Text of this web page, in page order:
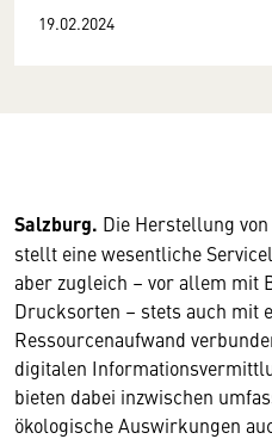
19.02.2024
Salzburg. Die Herstellung
stellt eine wesentliche
aber zugleich – vor allem mit
Drucksorten – stets auch mit
Ressourcenaufwand
digitalen
bieten dabei inzwischen
ökologische Auswirkungen